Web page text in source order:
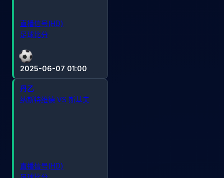
2025-06-07 01:00
直播信号(HD)
足球比分
丹乙
纳斯特维德 VS 斯基夫
直播信号(HD)